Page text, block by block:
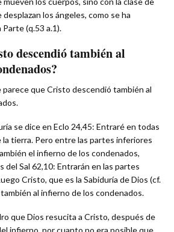
los ángeles, como se ha
(q.53 a.1).
descendió también al
parece que Cristo descendió también al
se dice en Eclo 24,45: Entraré en todas
tierra. Pero entre las partes inferiores
el infierno de los condenados,
del Sal 62,10: Entrarán en las partes
Cristo, que es la Sabiduría de Dios (cf.
al infierno de los condenados.
que Dios resucita a Cristo, después de
infierno, por cuanto no era posible que